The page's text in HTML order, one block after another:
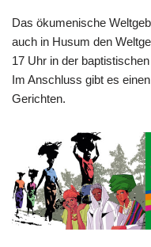
Das ökumenische
auch in Husum den
17 Uhr in der
Im Anschluss gibt es
Gerichten.